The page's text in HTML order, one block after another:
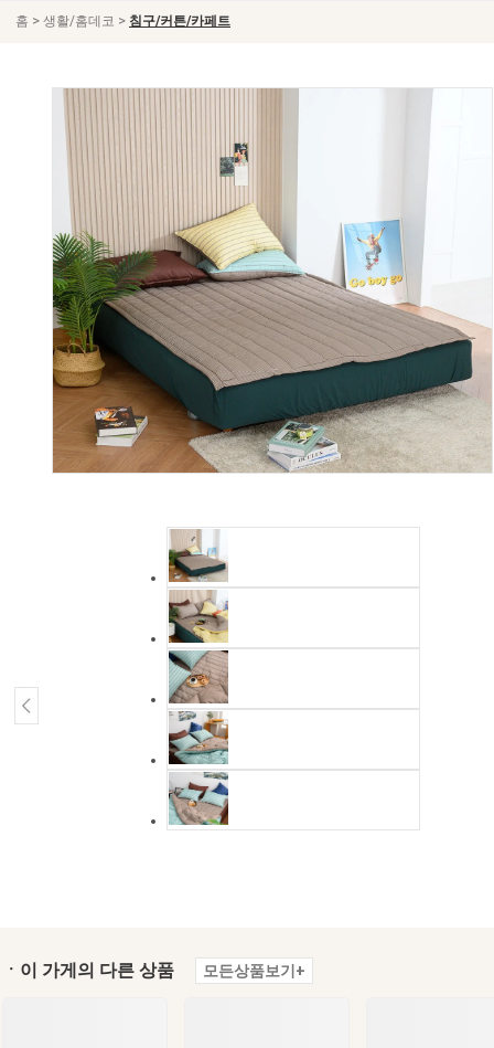
홈 > 생활/홈데코 > 침구/커튼/카페트
ㆍ이 가게의 다른 상품 모든상품보기+